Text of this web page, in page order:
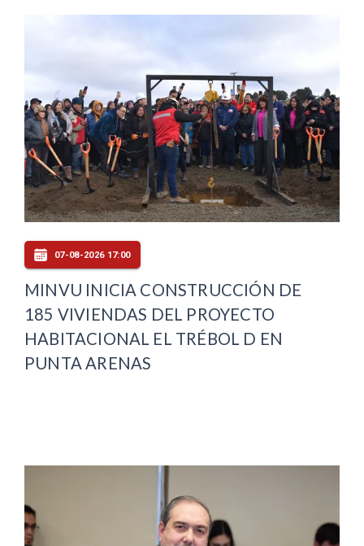
07-08-2026 17:00
MINVU INICIA CONSTRUCCIÓN DE
185 VIVIENDAS DEL PROYECTO
HABITACIONAL EL TRÉBOL D EN
PUNTA ARENAS